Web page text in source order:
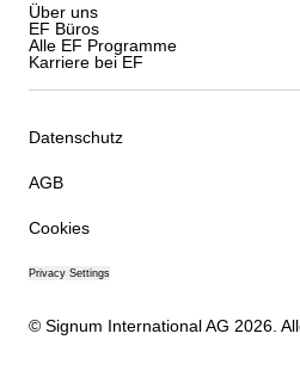
Über uns
EF Büros
Alle EF Programme
Karriere bei EF
Datenschutz
AGB
Cookies
Privacy Settings
© Signum International AG 2026.